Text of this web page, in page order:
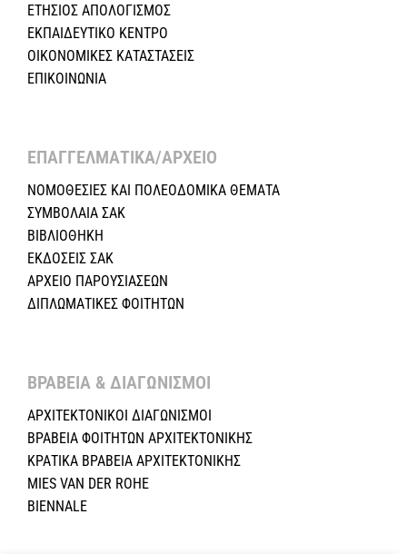
ΕΤΗΣΙΟΣ ΑΠΟΛΟΓΙΣΜΟΣ
ΕΚΠΑΙΔΕΥΤΙΚΟ ΚΕΝΤΡΟ
ΟΙΚΟΝΟΜΙΚΕΣ ΚΑΤΑΣΤΑΣΕΙΣ
ΕΠΙΚΟΙΝΩΝΙΑ
ΕΠΑΓΓΕΛΜΑΤΙΚΑ/ΑΡΧΕΙΟ ​
ΝΟΜΟΘΕΣΙΕΣ KAI ΠΟΛΕΟΔΟΜΙΚΑ ΘΕΜΑΤΑ
ΣΥΜΒΟΛΑΙΑ ΣΑΚ
ΒΙΒΛΙΟΘΗΚΗ
ΕΚΔΟΣΕΙΣ ΣΑΚ
ΑΡΧΕΙΟ ΠΑΡΟΥΣΙΑΣΕΩΝ
ΔΙΠΛΩΜΑΤΙΚΕΣ ΦΟΙΤΗΤΩΝ
ΒΡΑΒΕΙΑ & ΔΙΑΓΩΝΙΣΜΟΙ ​
ΑΡΧΙΤΕΚΤΟΝΙΚΟΙ ΔΙΑΓΩΝΙΣΜΟΙ
ΒΡΑΒΕΙΑ ΦΟΙΤΗΤΩΝ ΑΡΧΙΤΕΚΤΟΝΙΚΗΣ
ΚΡΑΤΙΚΑ ΒΡΑΒΕΙΑ ΑΡΧΙΤΕΚΤΟΝΙΚΗΣ
MIES VAN DER ROHE
BIENNALE